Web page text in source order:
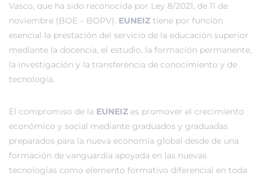
Vasco, que ha sido reconocida por Ley 8/2021, de 11 de
noviembre (BOE – BOPV). EUNEIZ tiene por función
esencial la prestación del servicio de la educación superior
mediante la docencia, el estudio, la formación permanente,
la investigación y la transferencia de conocimiento y de
tecnología.
El compromiso de la EUNEIZ es promover el crecimiento
económico y social mediante graduados y graduadas
preparados para la nueva economía global desde de una
formación de vanguardia apoyada en las nuevas
tecnologías como elemento formativo diferencial en toda